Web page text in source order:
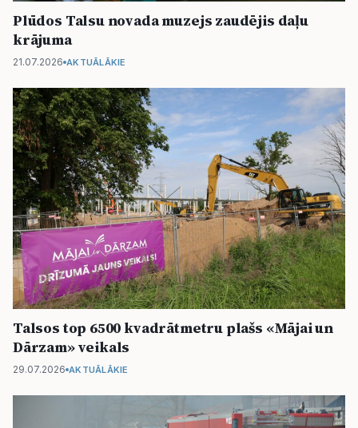
Plūdos Talsu novada muzejs zaudējis daļu
krājuma
21.07.2026 AKTUĀLĀKIE
Talsos top 6500 kvadrātmetru plašs «Mājai un
Dārzam» veikals
29.07.2026 AKTUĀLĀKIE